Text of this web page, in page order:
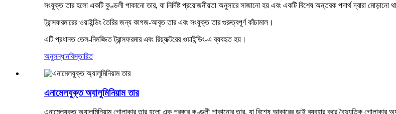
সংযুক্ত তার হলো একটি কুণ্ডলী পাকানো তার, যা নির্দিষ্ট প্রয়োজনীয়তা অনুসারে সাজানো হয় এবং একটি বিশেষ অন্তরক পদার্থ দ্বারা মোড়ানো
ট্রান্সফরমারের ওয়াইন্ডিং তৈরির জন্য কাগজ-আবৃত তার এবং সংযুক্ত তার গুরুত্বপূর্ণ কাঁচামাল।
এটি প্রধানত তেল-নিমজ্জিত ট্রান্সফরমার এবং রিয়্যাক্টরের ওয়াইন্ডিং-এ ব্যবহৃত হয়।
অনুসন্ধানবিস্তারিত
এনামেলযুক্ত অ্যালুমিনিয়াম তার
এনামেলযুক্ত অ্যালুমিনিয়াম গোলাকার তার হলো এক প্রকার কুণ্ডলী পাকানোর তার, যা বিশেষ আকারের ডাই ব্যবহার করে বৈদ্যুতিক গোলাকার